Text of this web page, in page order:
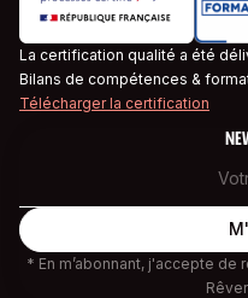
La certification qualité a été
Bilans de compétences &
Télécharger la certification
* En m’abonnant, j'accepte